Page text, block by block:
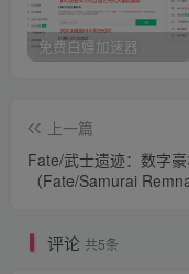
免费白嫖加速器
上一篇
Fate/武士遗迹：数字
（Fate/Samurai
手柄 附yuzu模拟器 游戏
评论 共5条